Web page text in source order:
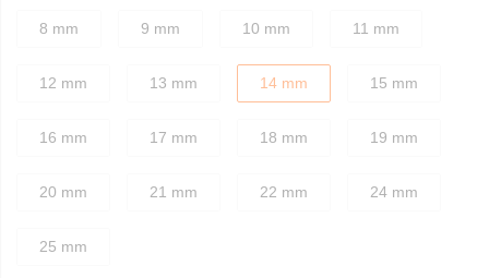
8 mm 9 mm 10 mm 11 mm
12 mm 13 mm 14 mm 15 mm
16 mm 17 mm 18 mm 19 mm
20 mm 21 mm 22 mm 24 mm
25 mm